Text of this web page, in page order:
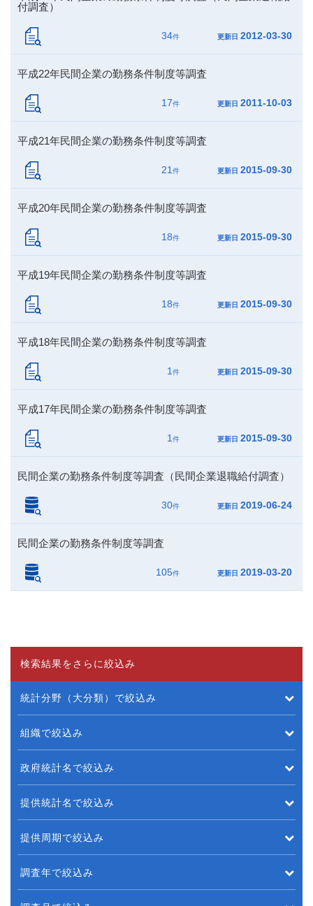
付調査）
34件 更新日 2012-03-30
平成22年民間企業の勤務条件制度等調査
17件 更新日 2011-10-03
平成21年民間企業の勤務条件制度等調査
21件 更新日 2015-09-30
平成20年民間企業の勤務条件制度等調査
18件 更新日 2015-09-30
平成19年民間企業の勤務条件制度等調査
18件 更新日 2015-09-30
平成18年民間企業の勤務条件制度等調査
1件 更新日 2015-09-30
平成17年民間企業の勤務条件制度等調査
1件 更新日 2015-09-30
民間企業の勤務条件制度等調査（民間企業退職給付調査）
30件 更新日 2019-06-24
民間企業の勤務条件制度等調査
105件 更新日 2019-03-20
検索結果をさらに絞込み
統計分野（大分類）で絞込み
組織で絞込み
政府統計名で絞込み
提供統計名で絞込み
提供周期で絞込み
調査年で絞込み